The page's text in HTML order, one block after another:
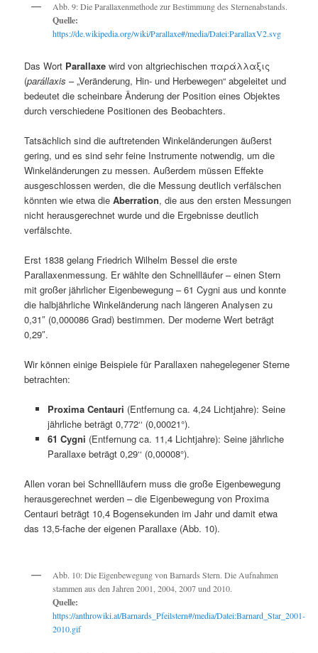
Abb. 9: Die Parallaxenmethode zur Bestimmung des Sternenabstands.
Quelle:
https://de.wikipedia.org/wiki/Parallaxe#/media/Datei:ParallaxV2.svg
Das Wort Parallaxe wird von altgriechischen παράλλαξις
(parállaxis – „Veränderung, Hin- und Herbewegen“ abgeleitet und
bedeutet die scheinbare Änderung der Position eines Objektes
durch verschiedene Positionen des Beobachters.
Tatsächlich sind die auftretenden Winkeländerungen äußerst
gering, und es sind sehr feine Instrumente notwendig, um die
Winkeländerungen zu messen. Außerdem müssen Effekte
ausgeschlossen werden, die die Messung deutlich verfälschen
könnten wie etwa dieAberration, die aus den ersten Messungen
nicht herausgerechnet wurde und die Ergebnisse deutlich
verfälschte.
Erst 1838 gelang Friedrich Wilhelm Bessel die erste
Parallaxenmessung. Er wählte den Schnellläufer – einen Stern
mit großer jährlicher Eigenbewegung – 61 Cygni aus und konnte
die halbjährliche Winkeländerung nach längeren Analysen zu
0,31″ (0,000086 Grad) bestimmen. Der moderne Wert beträgt
0,29″.
Wir können einige Beispiele für Parallaxen nahegelegener Sterne
betrachten:
Proxima Centauri (Entfernung ca. 4,24 Lichtjahre): Seine
jährliche beträgt 0,772‘‘ (0,00021°).
61 Cygni (Entfernung ca. 11,4 Lichtjahre): Seine jährliche
Parallaxe beträgt 0,29‘‘ (0,00008°).
Allen voran bei Schnellläufern muss die große Eigenbewegung
herausgerechnet werden – die Eigenbewegung von Proxima
Centauri beträgt 10,4 Bogensekunden im Jahr und damit etwa
das 13,5-fache der eigenen Parallaxe (Abb. 10).
Abb. 10: Die Eigenbewegung von Barnards Stern. Die Aufnahmen
stammen aus den Jahren 2001, 2004, 2007 und 2010.
Quelle:
https://anthrowiki.at/Barnards_Pfeilstern#/media/Datei:Barnard_Star_2001-
2010.gif